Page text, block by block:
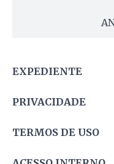
EXPEDIENTE
PRIVACIDADE
TERMOS DE USO